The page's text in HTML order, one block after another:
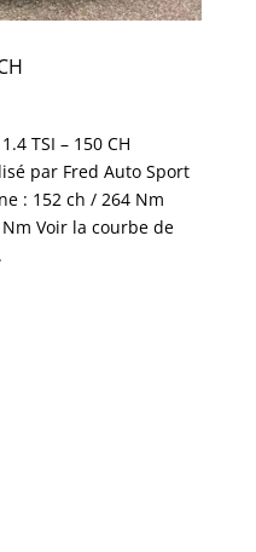
TSI – 150 CH
par Fred Auto Sport
: 152 ch / 264 Nm
Voir la courbe de